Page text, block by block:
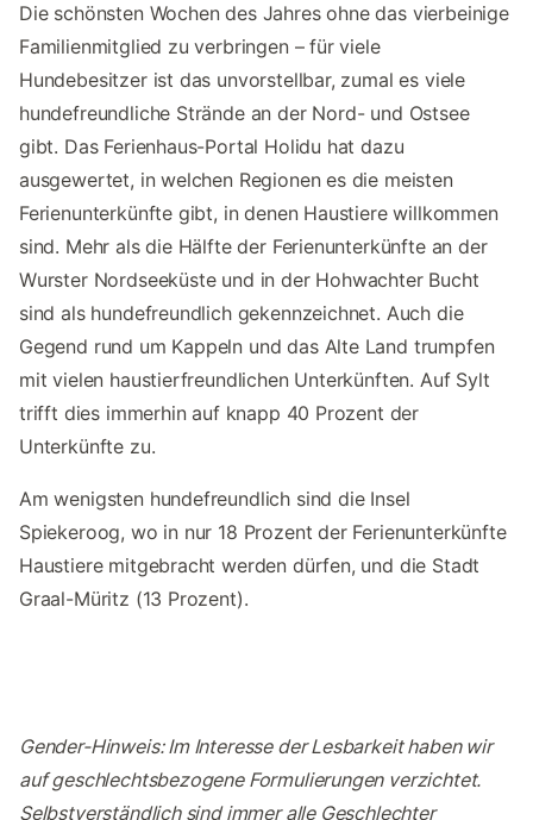
Die schönsten Wochen des Jahres ohne das vierbeinige
Familienmitglied zu verbringen – für viele
Hundebesitzer ist das unvorstellbar, zumal es viele
hundefreundliche Strände an der Nord- und Ostsee
gibt. Das Ferienhaus-Portal Holidu hat dazu
ausgewertet, in welchen Regionen es die meisten
Ferienunterkünfte gibt, in denen Haustiere willkommen
sind. Mehr als die Hälfte der Ferienunterkünfte an der
Wurster Nordseeküste und in der Hohwachter Bucht
sind als hundefreundlich gekennzeichnet. Auch die
Gegend rund um Kappeln und das Alte Land trumpfen
mit vielen haustierfreundlichen Unterkünften. Auf Sylt
trifft dies immerhin auf knapp 40 Prozent der
Unterkünfte zu.
Am wenigsten hundefreundlich sind die Insel
Spiekeroog, wo in nur 18 Prozent der Ferienunterkünfte
Haustiere mitgebracht werden dürfen, und die Stadt
Graal-Müritz (13 Prozent).
Gender-Hinweis: Im Interesse der Lesbarkeit haben wir
auf geschlechtsbezogene Formulierungen verzichtet.
Selbstverständlich sind immer alle Geschlechter